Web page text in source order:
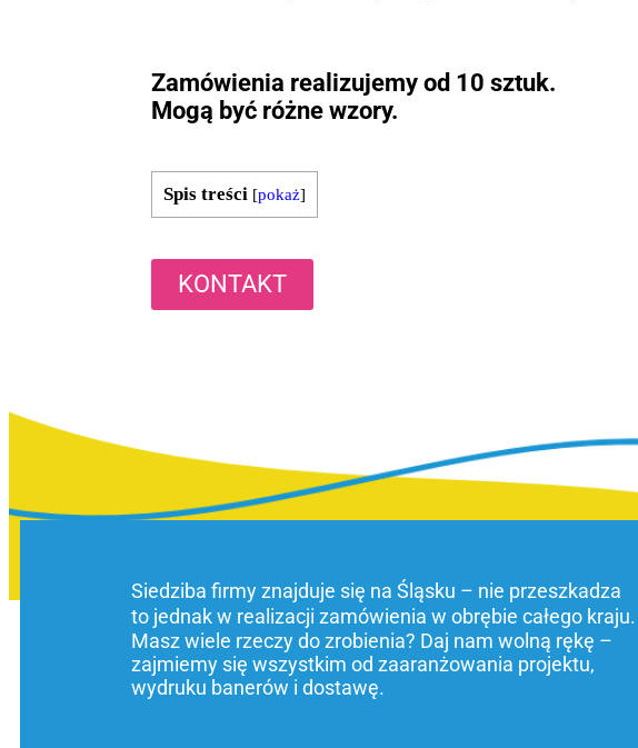
Zamówienia realizujemy od 10 sztuk.
Mogą być różne wzory.
Spis treści [pokaż]
KONTAKT
Siedziba firmy znajduje się na Śląsku – nie przeszkadza
to jednak w realizacji zamówienia w obrębie całego kraju.
Masz wiele rzeczy do zrobienia? Daj nam wolną rękę –
zajmiemy się wszystkim od zaaranżowania projektu,
wydruku banerów i dostawę.